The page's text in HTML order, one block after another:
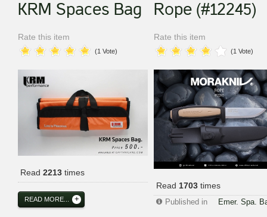
KRM Spaces Bag
Rate this item
(1 Vote)
Read 2213 times
READ MORE...
Rope (#12245)
Rate this item
(1 Vote)
Read 1703times
Published in Emer. Spa.